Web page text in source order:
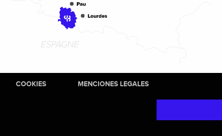
COOKIES MENCIONES LEGALES